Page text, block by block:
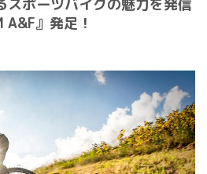
スポーツバイクの魅力を発信
』発足！